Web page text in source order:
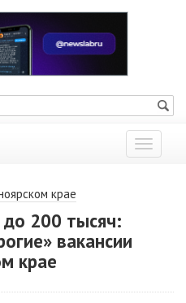
Показать
меню
крае
200 тысяч:
вакансии
крае